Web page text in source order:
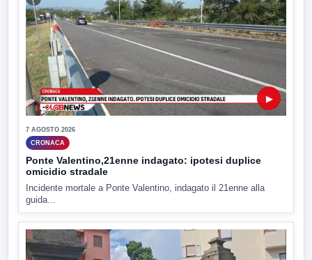
▶
7 AGOSTO 2026
CRONACA
Ponte Valentino,21enne indagato: ipotesi duplice
omicidio stradale
Incidente mortale a Ponte Valentino, indagato il 21enne alla
guida...